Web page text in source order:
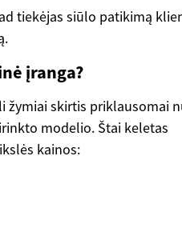
tiekėjas siūlo patikimą
įranga?
žymiai skirtis priklausomai
modelio. Štai keletas
kainos: